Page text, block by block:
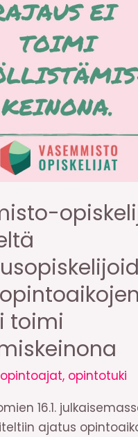
toimi
opintoajat, opintotuki
16.1.
ajatus